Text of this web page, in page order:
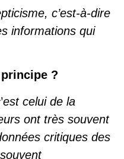
c’est-à-dire
informations qui
?
’est celui de la
ont très souvent
critiques des